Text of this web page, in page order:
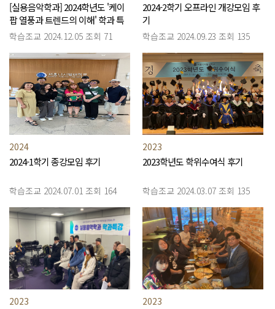
[실용음악학과] 2024학년도 '케이
팝 열풍과 트렌드의 이해' 학과 특
강
학습조교 2024.12.05 조회 71
2024-2학기 오프라인 개강모임 후
기
학습조교 2024.09.23 조회 135
2024
2024-1학기 종강모임 후기
학습조교 2024.07.01 조회 164
2023
2023학년도 학위수여식 후기
학습조교 2024.03.07 조회 135
2023 2023